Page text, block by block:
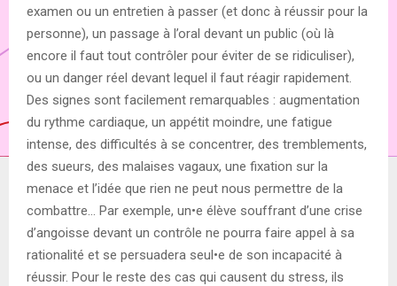
examen ou un entretien à passer (et donc à réussir pour la
personne), un passage à l’oral devant un public (où là
encore il faut tout contrôler pour éviter de se ridiculiser),
ou un danger réel devant lequel il faut réagir rapidement.
Des signes sont facilement remarquables : augmentation
du rythme cardiaque, un appétit moindre, une fatigue
intense, des difficultés à se concentrer, des tremblements,
des sueurs, des malaises vagaux, une fixation sur la
menace et l’idée que rien ne peut nous permettre de la
combattre… Par exemple, un•e élève souffrant d’une crise
d’angoisse devant un contrôle ne pourra faire appel à sa
rationalité et se persuadera seul•e de son incapacité à
réussir. Pour le reste des cas qui causent du stress, ils